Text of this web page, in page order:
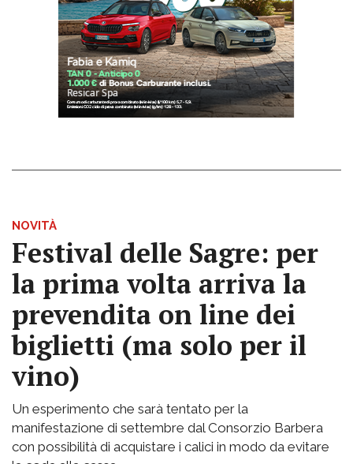
NOVITÀ
Festival delle Sagre: per
la prima volta arriva la
prevendita on line dei
biglietti (ma solo per il
vino)
Un esperimento che sarà tentato per la
manifestazione di settembre dal Consorzio Barbera
con possibilità di acquistare i calici in modo da evitare